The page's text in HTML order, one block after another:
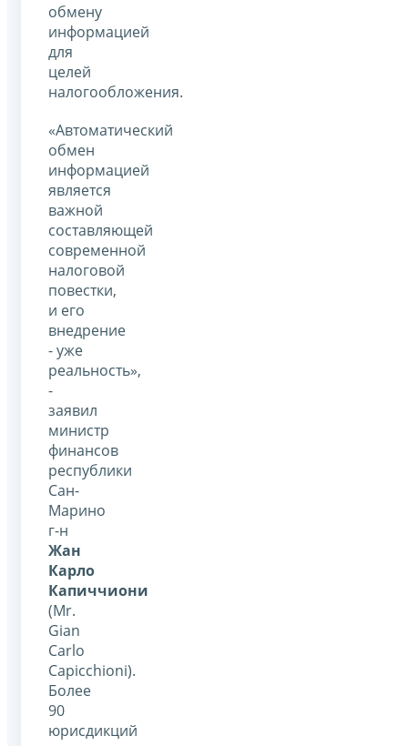
обмену
информацией
для
целей
налогообложения.
«Автоматический
обмен
информацией
является
важной
составляющей
современной
налоговой
повестки,
и его
внедрение
- уже
реальность»,
-
заявил
министр
финансов
республики
Сан-
Марино
г-н
Жан
Карло
Капиччиони
(Mr.
Gian
Carlo
Capicchioni).
Более
90
юрисдикций